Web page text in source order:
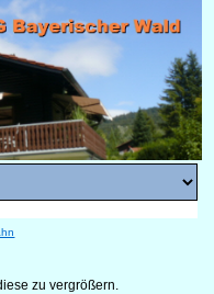
zu vergrößern.